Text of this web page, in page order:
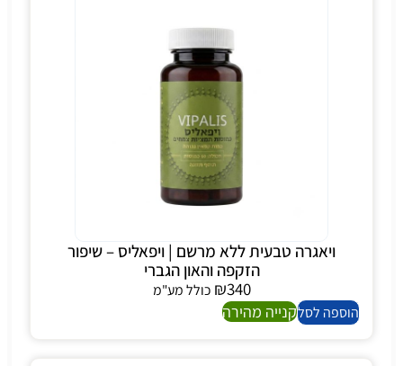
ויאגרה טבעית ללא מרשם | ויפאליס – שיפור
הזקפה והאון הגברי
₪340
כולל מע"מ
הוספה לסלקנייה מהירה